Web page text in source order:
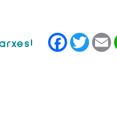
Facebook